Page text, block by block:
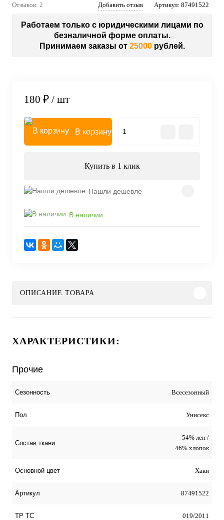
Отзывов: 2 Добавить отзыв Артикул: 87491522
Работаем только с юридическими лицами по
безналичной форме оплаты.
Принимаем заказы от 25000рублей.
180 ₽ / шт
В корзину
Купить в 1 клик
Нашли дешевле
В наличии
ОПИСАНИЕ ТОВАРА
ХАРАКТЕРИСТИКИ:
Прочие
Сезонность Всесезонный
Пол Унисекс
Состав ткани
54% лен /
46% хлопок
Основной цвет Хаки
Артикул 87491522
ТР ТС 019/2011